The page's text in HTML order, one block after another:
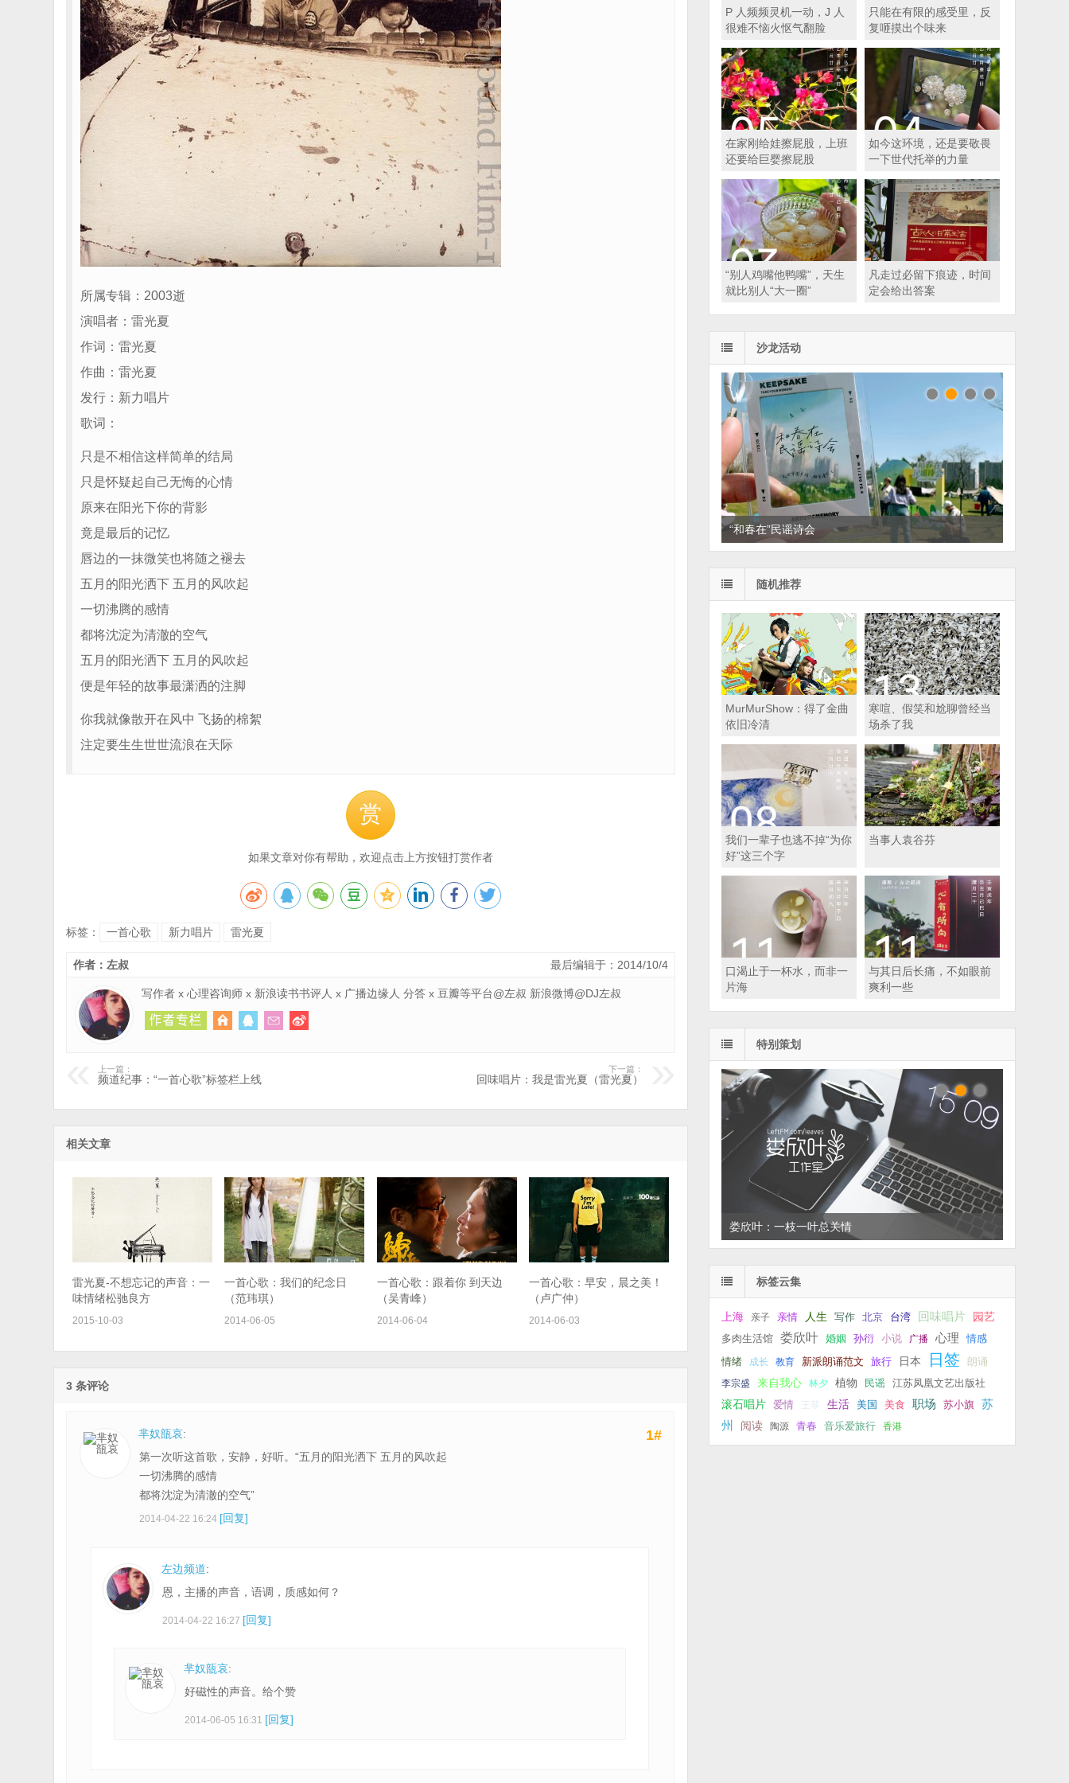
所属专辑：2003逝
演唱者：雷光夏
作词：雷光夏
作曲：雷光夏
发行：新力唱片
歌词：
只是不相信这样简单的结局
只是怀疑起自己无悔的心情
原来在阳光下你的背影
竟是最后的记忆
唇边的一抹微笑也将随之褪去
五月的阳光洒下 五月的风吹起
一切沸腾的感情
都将沈淀为清澈的空气
五月的阳光洒下 五月的风吹起
便是年轻的故事最潇洒的注脚
你我就像散开在风中 飞扬的棉絮
注定要生生世世流浪在天际
赏
如果文章对你有帮助，欢迎点击上方按钮打赏作者
标签： 一首心歌 新力唱片 雷光夏
最后编辑于：2014/10/4
作者：左叔
写作者 x 心理咨询师 x 新浪读书书评人 x 广播边缘人 分答 x 豆瓣等平台@左叔 新浪微博@DJ左叔
上一篇：
频道纪事：“一首心歌”标签栏上线
下一篇：
回味唱片：我是雷光夏（雷光夏）
相关文章
雷光夏-不想忘记的声音：一
味情绪松驰良方
2015-10-03
一首心歌：我们的纪念日
（范玮琪）
2014-06-05
一首心歌：跟着你 到天边
（吴青峰）
2014-06-04
一首心歌：早安，晨之美！
（卢广仲）
2014-06-03
3 条评论
1#
芈奴瓿哀:
第一次听这首歌，安静，好听。“五月的阳光洒下 五月的风吹起
一切沸腾的感情
都将沈淀为清澈的空气”
2014-04-22 16:24 [回复]
左边频道:
恩，主播的声音，语调，质感如何？
2014-04-22 16:27 [回复]
芈奴瓿哀:
好磁性的声音。给个赞
2014-06-05 16:31 [回复]
P 人频频灵机一动，J 人
很难不恼火怄气翻脸
只能在有限的感受里，反
复咂摸出个味来
在家刚给娃擦屁股，上班
还要给巨婴擦屁股
如今这环境，还是要敬畏
一下世代托举的力量
“别人鸡嘴他鸭嘴”，天生
就比别人“大一圈”
凡走过必留下痕迹，时间
定会给出答案
沙龙活动
“和春在”民谣诗会
随机推荐
MurMurShow：得了金曲
依旧冷清
寒喧、假笑和尬聊曾经当
场杀了我
我们一辈子也逃不掉“为你
好”这三个字
当事人袁谷芬
口渴止于一杯水，而非一
片海
与其日后长痛，不如眼前
爽利一些
特别策划
娄欣叶：一枝一叶总关情
标签云集
上海 亲子 亲情 人生 写作 北京 台湾 回味唱片 园艺
多肉生活馆 娄欣叶 婚姻 孙衍 小说 广播 心理 情感
情绪 成长 教育 新派朗诵范文 旅行 日本 日签 朗诵
李宗盛 来自我心 林夕 植物 民谣
江苏凤凰文艺出版社
滚石唱片
爱情 王菲 生活 美国 美食 职场 苏小旗
苏
州
阅读 陶源 青春 音乐爱旅行 香港